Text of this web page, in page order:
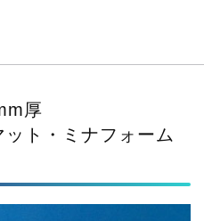
した。...
厚
ト・ミナフォーム